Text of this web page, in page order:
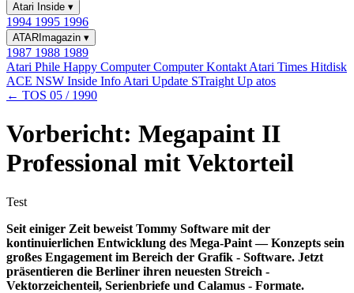
Atari Inside ▾
1994 1995 1996
ATARImagazin ▾
1987 1988 1989
Atari Phile Happy ComputerComputer Kontakt Atari Times Hitdisk
ACE NSW Inside Info Atari Update STraight Up atos
← TOS 05 / 1990
Vorbericht: Megapaint II
Professional mit Vektorteil
Test
Seit einiger Zeit beweist Tommy Software mit der
kontinuierlichen Entwicklung des Mega-Paint — Konzepts sein
großes Engagement im Bereich der Grafik - Software. Jetzt
präsentieren die Berliner ihren neuesten Streich -
Vektorzeichenteil, Serienbriefe und Calamus - Formate.